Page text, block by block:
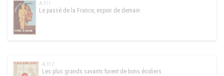
A 311
Le passé de la France, espoir de demain
A 312
Les plus grands savants furent de bons écoliers